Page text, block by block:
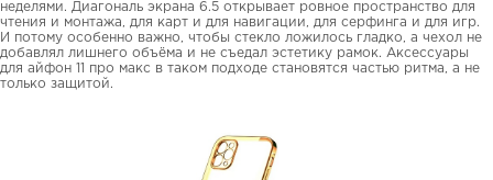
неделями. Диагональ экрана 6.5 открывает ровное пространство для
чтения и монтажа, для карт и для навигации, для серфинга и для игр.
И потому особенно важно, чтобы стекло ложилось гладко, а чехол не
добавлял лишнего объёма и не съедал эстетику рамок. Аксессуары
для айфон 11 про макс в таком подходе становятся частью ритма, а не
только защитой.